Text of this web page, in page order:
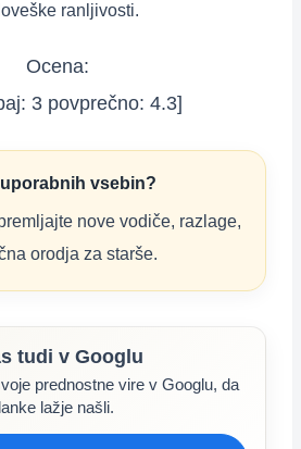
ranljivosti.
Ocena:
3povprečno: 4.3]
uporabnih vsebin?
nove vodiče, razlage,
orodja za starše.
tudi v Googlu
prednostne vire v Googlu, da
lažje našli.